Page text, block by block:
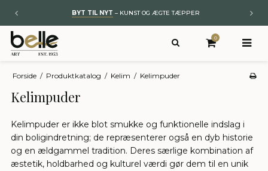
BYT TIL NYT– KUNST OG ÆGTE TÆPPER
0
Forside / Produktkatalog / Kelim / Kelimpuder
Kelimpuder
Kelimpuder er ikke blot smukke og funktionelle indslag i
din boligindretning; de repræsenterer også en dyb historie
og en ældgammel tradition. Deres særlige kombination af
æstetik, holdbarhed og kulturel værdi gør dem til en unik